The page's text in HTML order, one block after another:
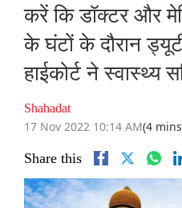
करें कि डॉक्टर और
के घंटों के दौरान
हाईकोर्ट ने स्वास्थ्य
Shahadat
17 Nov 2022 10:14 AM(4
Share this